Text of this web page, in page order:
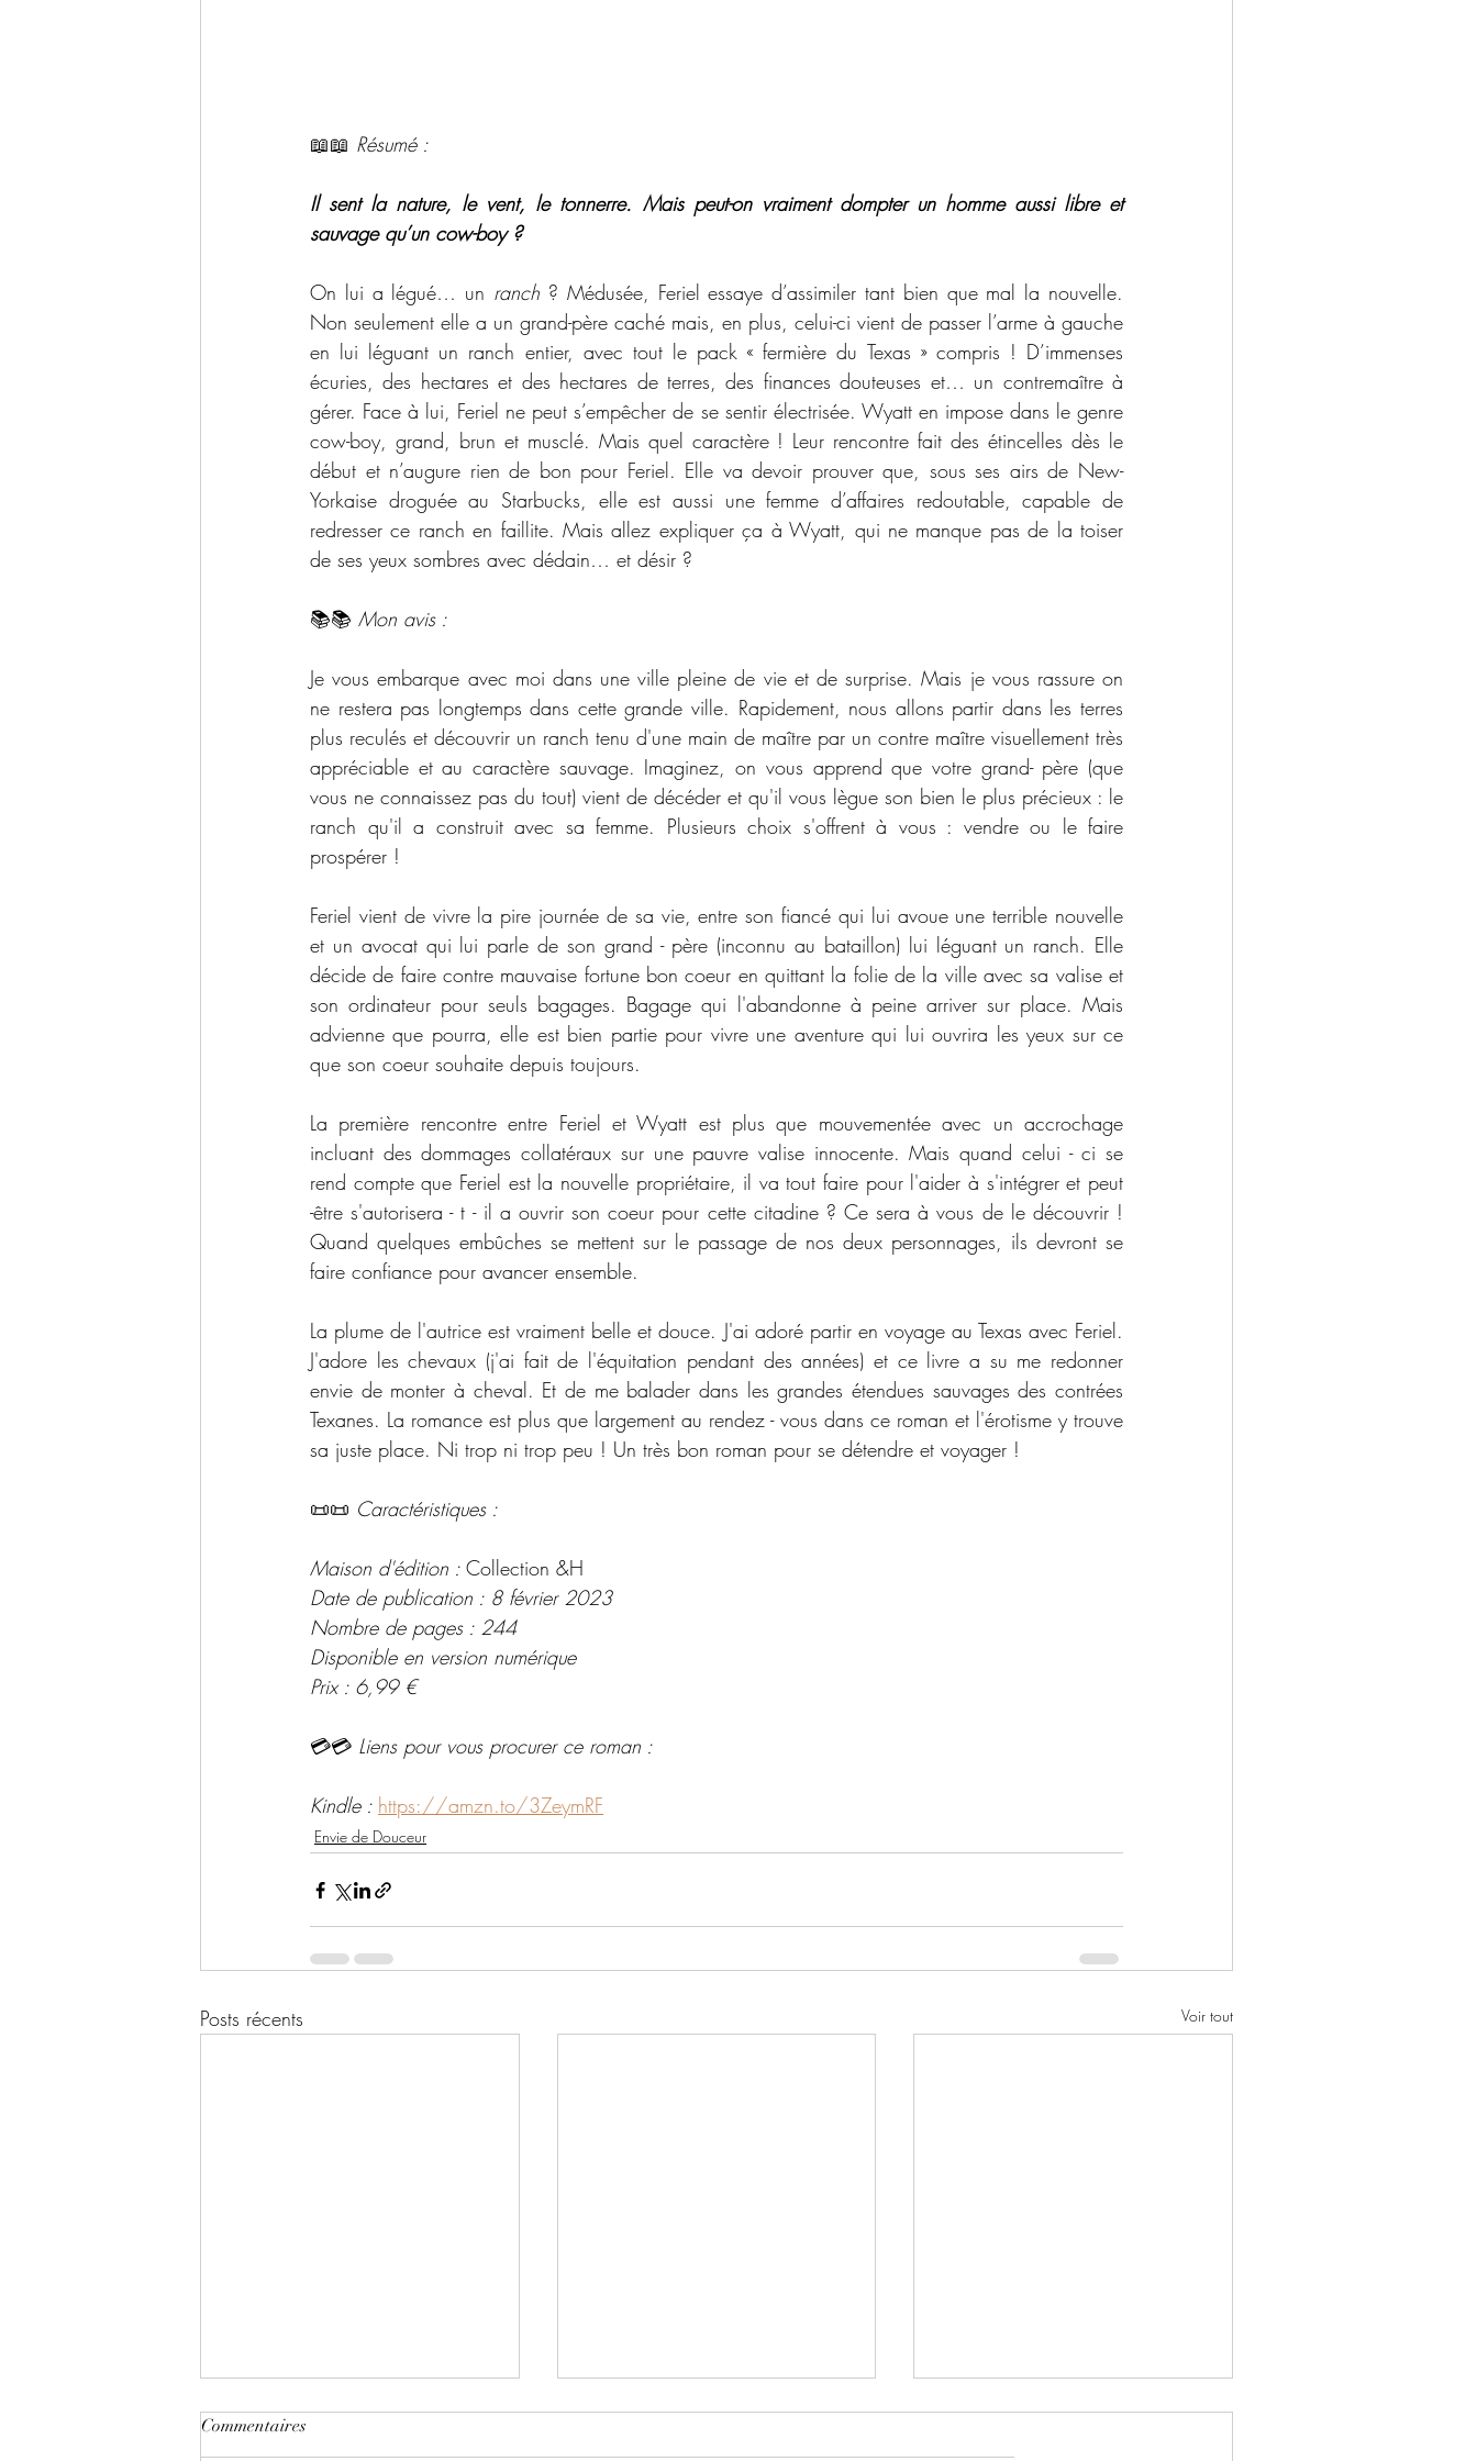
📖📖 Résumé :
Il sent la nature, le vent, le tonnerre. Mais peut-on vraiment dompter un homme aussi libre et
sauvage qu’un cow-boy ?
On lui a légué… un ranch ? Médusée, Feriel essaye d’assimiler tant bien que mal la nouvelle.
Non seulement elle a un grand-père caché mais, en plus, celui-ci vient de passer l’arme à gauche
en lui léguant un ranch entier, avec tout le pack « fermière du Texas » compris ! D’immenses
écuries, des hectares et des hectares de terres, des finances douteuses et… un contremaître à
gérer. Face à lui, Feriel ne peut s’empêcher de se sentir électrisée. Wyatt en impose dans le genre
cow-boy, grand, brun et musclé. Mais quel caractère ! Leur rencontre fait des étincelles dès le
début et n’augure rien de bon pour Feriel. Elle va devoir prouver que, sous ses airs de New-
Yorkaise droguée au Starbucks, elle est aussi une femme d’affaires redoutable, capable de
redresser ce ranch en faillite. Mais allez expliquer ça à Wyatt, qui ne manque pas de la toiser
de ses yeux sombres avec dédain… et désir ?
📚📚 Mon avis :
Je vous embarque avec moi dans une ville pleine de vie et de surprise. Mais je vous rassure on
ne restera pas longtemps dans cette grande ville. Rapidement, nous allons partir dans les terres
plus reculés et découvrir un ranch tenu d'une main de maître par un contre maître visuellement très
appréciable et au caractère sauvage. Imaginez, on vous apprend que votre grand- père (que
vous ne connaissez pas du tout) vient de décéder et qu'il vous lègue son bien le plus précieux : le
ranch qu'il a construit avec sa femme. Plusieurs choix s'offrent à vous : vendre ou le faire
prospérer !
Feriel vient de vivre la pire journée de sa vie, entre son fiancé qui lui avoue une terrible nouvelle
et un avocat qui lui parle de son grand - père (inconnu au bataillon) lui léguant un ranch. Elle
décide de faire contre mauvaise fortune bon coeur en quittant la folie de la ville avec sa valise et
son ordinateur pour seuls bagages. Bagage qui l'abandonne à peine arriver sur place. Mais
advienne que pourra, elle est bien partie pour vivre une aventure qui lui ouvrira les yeux sur ce
que son coeur souhaite depuis toujours.
La première rencontre entre Feriel et Wyatt est plus que mouvementée avec un accrochage
incluant des dommages collatéraux sur une pauvre valise innocente. Mais quand celui - ci se
rend compte que Feriel est la nouvelle propriétaire, il va tout faire pour l'aider à s'intégrer et peut
-être s'autorisera - t - il a ouvrir son coeur pour cette citadine ? Ce sera à vous de le découvrir !
Quand quelques embûches se mettent sur le passage de nos deux personnages, ils devront se
faire confiance pour avancer ensemble.
La plume de l'autrice est vraiment belle et douce. J'ai adoré partir en voyage au Texas avec Feriel.
J'adore les chevaux (j'ai fait de l'équitation pendant des années) et ce livre a su me redonner
envie de monter à cheval. Et de me balader dans les grandes étendues sauvages des contrées
Texanes. La romance est plus que largement au rendez - vous dans ce roman et l'érotisme y trouve
sa juste place. Ni trop ni trop peu ! Un très bon roman pour se détendre et voyager !
📜📜 Caractéristiques :
Maison d'édition : Collection &H
Date de publication : 8 février 2023
Nombre de pages : 244
Disponible en version numérique
Prix : 6,99 €
💳💳 Liens pour vous procurer ce roman :
Kindle : https://amzn.to/3ZeymRF
Envie de Douceur
Posts récents Voir tout
Commentaires